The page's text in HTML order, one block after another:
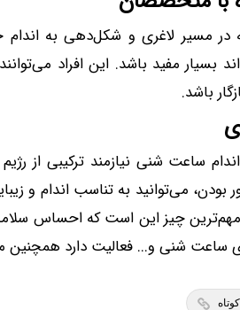
در مسیر لاغری و شکل‌دهی به
بسیار مفید باشد. این افراد
باشد.
ساعت شنی نیازمند ترکیبی از
بودن، می‌توانید به تناسب اندام و
چیز این است که احساس
ساعت شنی و... فعالیت دارد همچنین